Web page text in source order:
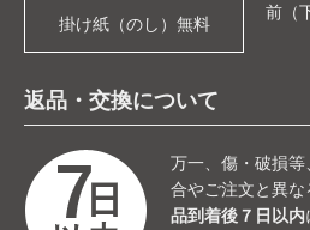
掛け紙（のし）無料
前（
返品・交換について
万一、傷・破損
合やご注文と異な
品到着後７日以内